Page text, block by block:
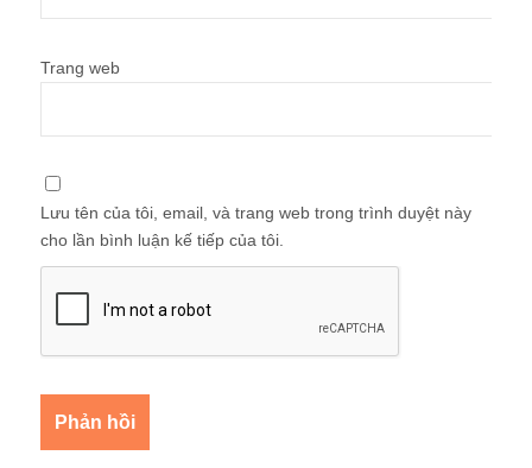
Trang web
Lưu tên của tôi, email, và trang web trong trình duyệt này
cho lần bình luận kế tiếp của tôi.